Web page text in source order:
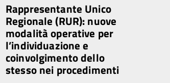
Rappresentante Unico
Regionale (RUR): nuove
modalità operative per
l’individuazione e
coinvolgimento dello
stesso nei procedimenti